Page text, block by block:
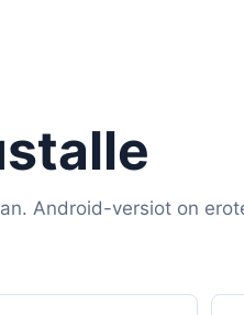
Android-versiot on